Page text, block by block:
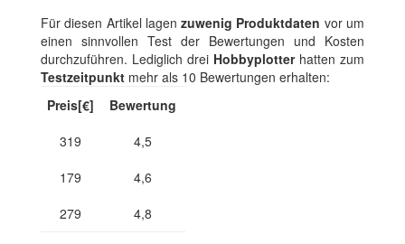
Für diesen Artikel lagen zuwenig Produktdaten vor um
einen sinnvollen Test der Bewertungen und Kosten
durchzuführen. Lediglich drei Hobbyplotter hatten zum
Testzeitpunkt mehr als 10 Bewertungen erhalten:
Preis[€]
Bewertung
319
4,5
179
4,6
279
4,8